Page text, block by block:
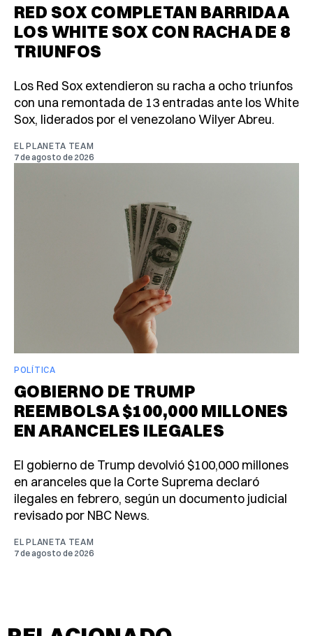
RED SOX COMPLETAN BARRIDA A
LOS WHITE SOX CON RACHA DE 8
TRIUNFOS
Los Red Sox extendieron su racha a ocho triunfos
con una remontada de 13 entradas ante los White
Sox, liderados por el venezolano Wilyer Abreu.
EL PLANETA TEAM
7 de agosto de 2026
POLÍTICA
GOBIERNO DE TRUMP
REEMBOLSA $100,000 MILLONES
EN ARANCELES ILEGALES
El gobierno de Trump devolvió $100,000 millones
en aranceles que la Corte Suprema declaró
ilegales en febrero, según un documento judicial
revisado por NBC News.
EL PLANETA TEAM
7 de agosto de 2026